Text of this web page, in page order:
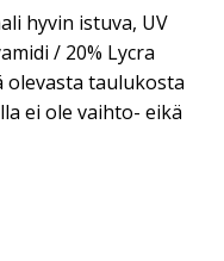
hyvin istuva, UV
/ 20% Lycra
olevasta taulukosta
ei ole vaihto- eikä